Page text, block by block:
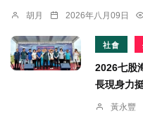
胡月 2026年八月09日
社會
2026七股
長現身力
黃永豐